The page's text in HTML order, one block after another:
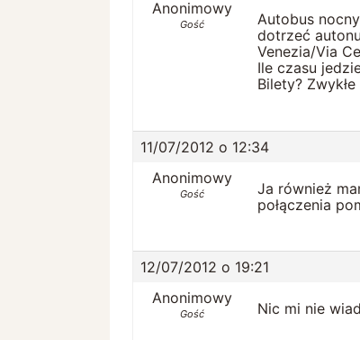
Anonimowy
Gość
Autobus
dotrzeć
Venezia/Via
Ile czasu
Bilety?
11/07/2012 o 12:34
Anonimowy
Gość
Ja również
połączenia
12/07/2012 o 19:21
Anonimowy
Gość Nic mi nie